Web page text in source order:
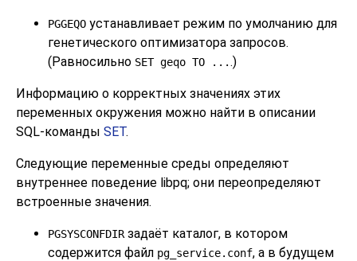
PGGEQO устанавливает режим по умолчанию для
генетического оптимизатора запросов.
(Равносильно SET geqo TO ....)
Информацию о корректных значениях этих
переменных окружения можно найти в описании
SQL-команды SET.
Следующие переменные среды определяют
внутреннее поведение libpq; они переопределяют
встроенные значения.
PGSYSCONFDIRзадаёт каталог, в котором
содержится файл pg_service.conf, а в будущем